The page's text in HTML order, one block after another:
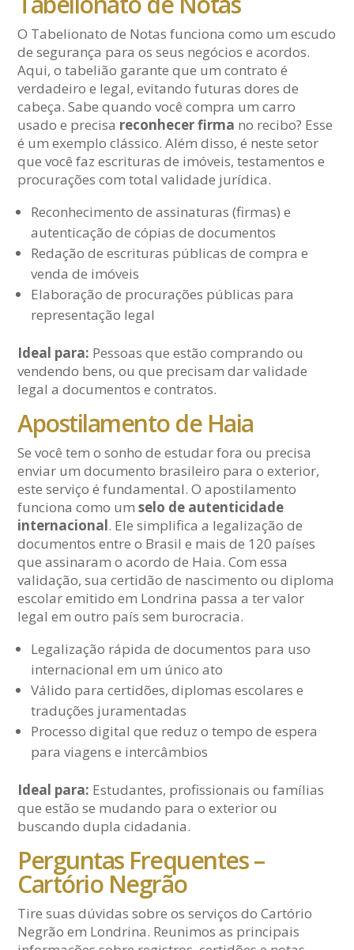
O Tabelionato de Notas funciona como um escudo
de segurança para os seus negócios e acordos.
Aqui, o tabelião garante que um contrato é
verdadeiro e legal, evitando futuras dores de
cabeça. Sabe quando você compra um carro
usado e precisa reconhecer firma no recibo? Esse
é um exemplo clássico. Além disso, é neste setor
que você faz escrituras de imóveis, testamentos e
procurações com total validade jurídica.
Reconhecimento de assinaturas (firmas) e
autenticação de cópias de documentos
Redação de escrituras públicas de compra e
venda de imóveis
Elaboração de procurações públicas para
representação legal
Ideal para: Pessoas que estão comprando ou
vendendo bens, ou que precisam dar validade
legal a documentos e contratos.
Apostilamento de Haia
Se você tem o sonho de estudar fora ou precisa
enviar um documento brasileiro para o exterior,
este serviço é fundamental. O apostilamento
funciona como umselo de autenticidade
internacional. Ele simplifica a legalização de
documentos entre o Brasil e mais de 120 países
que assinaram o acordo de Haia. Com essa
validação, sua certidão de nascimento ou diploma
escolar emitido em Londrina passa a ter valor
legal em outro país sem burocracia.
Legalização rápida de documentos para uso
internacional em um único ato
Válido para certidões, diplomas escolares e
traduções juramentadas
Processo digital que reduz o tempo de espera
para viagens e intercâmbios
Ideal para: Estudantes, profissionais ou famílias
que estão se mudando para o exterior ou
buscando dupla cidadania.
Perguntas Frequentes –
Cartório Negrão
Tire suas dúvidas sobre os serviços do Cartório
Negrão em Londrina. Reunimos as principais